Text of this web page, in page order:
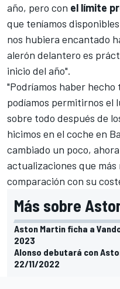
año, pero con el límite
que teníamos
nos hubiera encantado
alerón delantero es
inicio del año".
"Podríamos haber
podíamos permitirnos el
sobre todo después de
hicimos en el coche en
cambiado un poco,
actualizaciones que
comparación con su
Más sobre
Aston Martin ficha a
2023
Alonso debutará con
22/11/2022